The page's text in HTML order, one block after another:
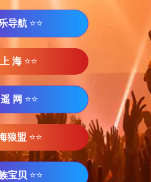
导航 ⭐⭐
海 ⭐⭐
网 ⭐⭐
狼盟 ⭐⭐
宝贝 ⭐⭐